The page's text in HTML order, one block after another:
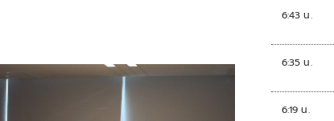
6:43 น.
6:35 น.
6:19 น.